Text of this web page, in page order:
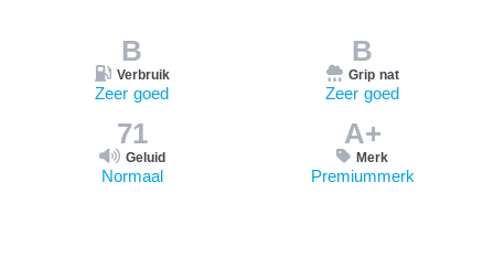
B
Verbruik
Zeer goed
B
Grip nat
Zeer goed
71
Geluid
Normaal
A+
Merk
Premiummerk